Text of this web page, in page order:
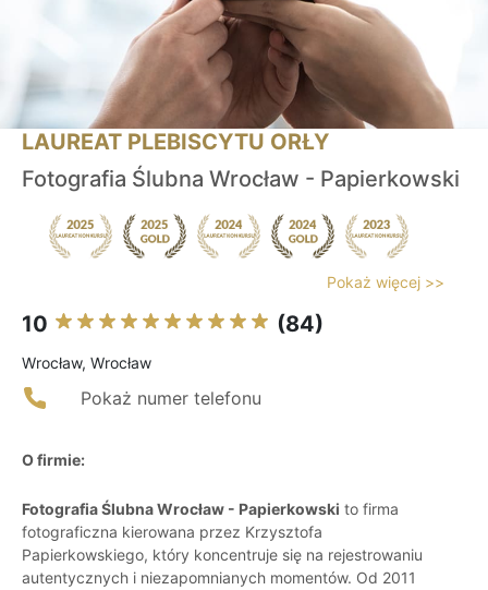
LAUREAT PLEBISCYTU ORŁY
Fotografia Ślubna Wrocław - Papierkowski
Pokaż więcej >>
10 (84)
Wrocław, Wrocław
Pokaż numer telefonu
O firmie:
Fotografia Ślubna Wrocław - Papierkowski to firma
fotograficzna kierowana przez Krzysztofa
Papierkowskiego, który koncentruje się na rejestrowaniu
autentycznych i niezapomnianych momentów. Od 2011